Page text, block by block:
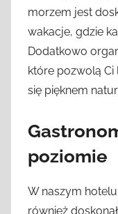
morzem jest
wakacje, gdzie
Dodatkowo
które pozwolą Ci
się pięknem
poziomie
W naszym
również